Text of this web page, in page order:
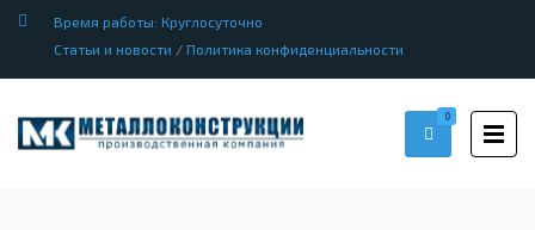
Время работы: Круглосуточно
Статьи и новости / Политика конфиденциальности
0